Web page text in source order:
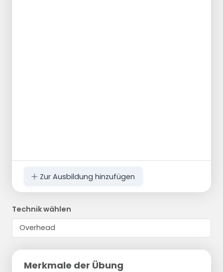
Zur Ausbildung hinzufügen
Technik wählen
Merkmale der Übung